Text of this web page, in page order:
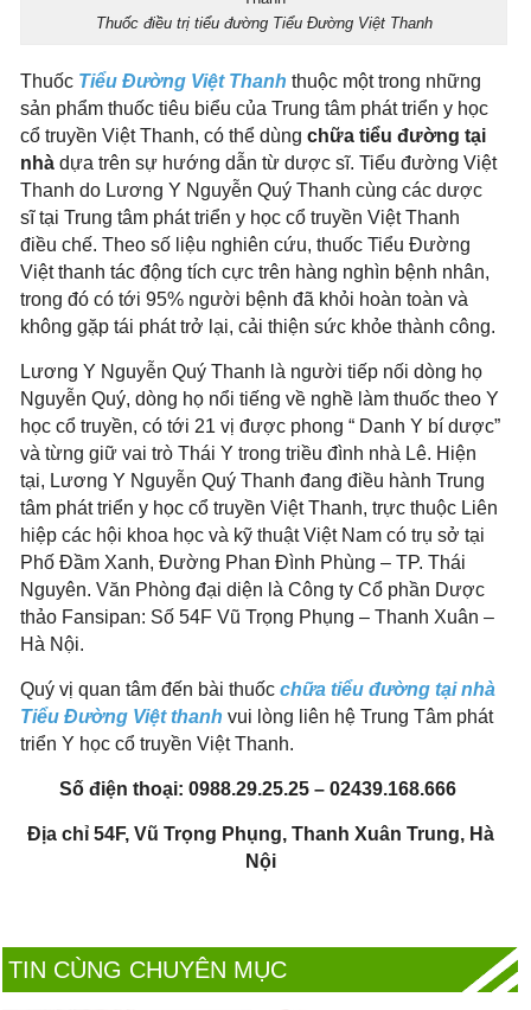
Thuốc điều trị tiểu đường Tiểu Đường Việt Thanh
Thuốc Tiểu Đường Việt Thanh thuộc một trong những
sản phẩm thuốc tiêu biểu của Trung tâm phát triển y học
cổ truyền Việt Thanh, có thể dùng chữa tiểu đường tại
nhà dựa trên sự hướng dẫn từ dược sĩ. Tiểu đường Việt
Thanh do Lương Y Nguyễn Quý Thanh cùng các dược
sĩ tại Trung tâm phát triển y học cổ truyền Việt Thanh
điều chế. Theo số liệu nghiên cứu, thuốc Tiểu Đường
Việt thanh tác động tích cực trên hàng nghìn bệnh nhân,
trong đó có tới 95% người bệnh đã khỏi hoàn toàn và
không gặp tái phát trở lại, cải thiện sức khỏe thành công.
Lương Y Nguyễn Quý Thanh là người tiếp nối dòng họ
Nguyễn Quý, dòng họ nổi tiếng về nghề làm thuốc theo Y
học cổ truyền, có tới 21 vị được phong “ Danh Y bí dược”
và từng giữ vai trò Thái Y trong triều đình nhà Lê. Hiện
tại, Lương Y Nguyễn Quý Thanh đang điều hành Trung
tâm phát triển y học cổ truyền Việt Thanh, trực thuộc Liên
hiệp các hội khoa học và kỹ thuật Việt Nam có trụ sở tại
Phố Đầm Xanh, Đường Phan Đình Phùng – TP. Thái
Nguyên. Văn Phòng đại diện là Công ty Cổ phần Dược
thảo Fansipan: Số 54F Vũ Trọng Phụng – Thanh Xuân –
Hà Nội.
Quý vị quan tâm đến bài thuốc chữa tiểu đường tại nhà
Tiểu Đường Việt thanh vui lòng liên hệ Trung Tâm phát
triển Y học cổ truyền Việt Thanh.
Số điện thoại: 0988.29.25.25 – 02439.168.666
Địa chỉ 54F, Vũ Trọng Phụng, Thanh Xuân Trung, Hà
Nội
TIN CÙNG CHUYÊN MỤC